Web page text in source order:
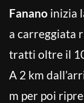
Fanano inizia
a carreggiata
tratti oltre il
A 2 km
m per poi